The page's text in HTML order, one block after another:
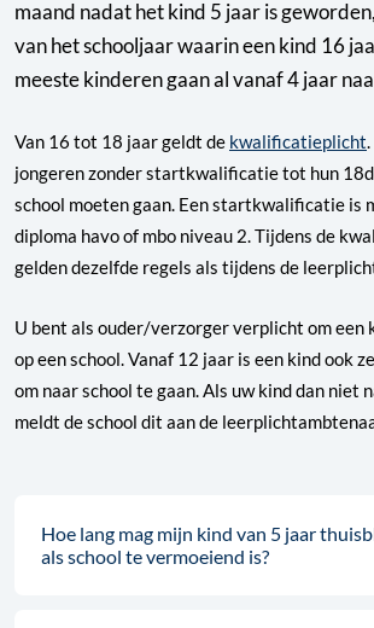
maand nadat het kind 5 jaar is
van het schooljaar waarin een kind 16
meeste kinderen gaan al vanaf 4 jaar
Van 16 tot 18 jaar geldt de kwalificatieplicht
jongeren zonder startkwalificatie tot hun
school moeten gaan. Een startkwalificatie is
diploma havo of mbo niveau 2. Tijdens de
gelden dezelfde regels als tijdens de
U bent als ouder/verzorger verplicht om een
op een school. Vanaf 12 jaar is een kind ook
om naar school te gaan. Als uw kind dan niet
meldt de school dit aan de
Hoe lang mag mijn kind van 5 jaar
als school te vermoeiend is?